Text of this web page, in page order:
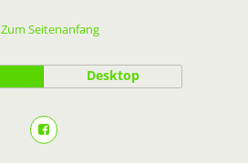
Zum Seitenanfang
Desktop